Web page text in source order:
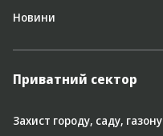
Новини
Приватний сектор
Захист городу, саду, газону